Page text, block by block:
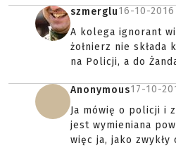
szmerglu16-10-2016
A kolega ignorant
żołnierz nie składa
na Policji, a do
Anonymous17-10-
Ja mówię o policji i
jest wymieniana
więc ja, jako